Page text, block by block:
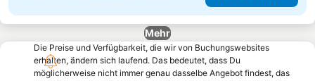
Mehr
Die Preise und Verfügbarkeit, die wir von Buchungswebsites
erhalten, ändern sich laufend. Das bedeutet, dass Du
möglicherweise nicht immer genau dasselbe Angebot findest, das